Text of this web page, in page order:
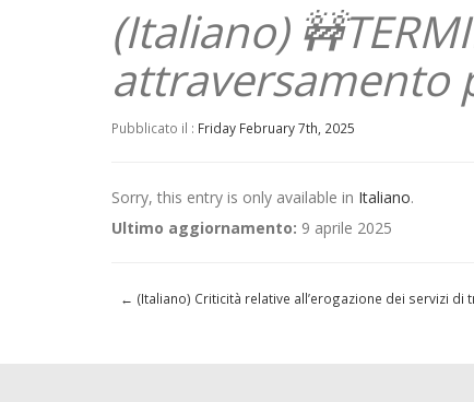
(Italiano)
attraversamento
Pubblicato il : Friday February 7th, 2025
Sorry, this entry is only available in Italiano.
Ultimo aggiornamento: 9 aprile 2025
← (Italiano) Criticità relative all’erogazione dei servizi